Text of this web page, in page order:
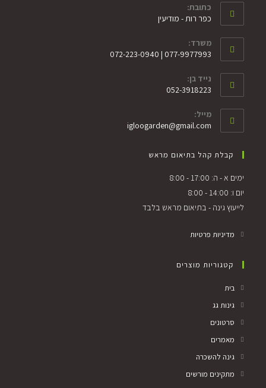
כתובת:
כפר רות - מודיעין
משרד:
077-9977993 | 072-223-0940
נייד בן:
052-3918223
מייל:
igloogarden@gmail.com
קבלת קהל בתיאום מראש
ימים א - ה: 17:00 - 8:00
יום ו: 14:00 - 8:00
לייעוץ גינה - בתיאום מראש בלבד
מדיניות פרטיות
קטגוריות מוצרים
בית
גינות גג
סרטונים
מאמרים
גינה להשכרה
מתקינים מורשים